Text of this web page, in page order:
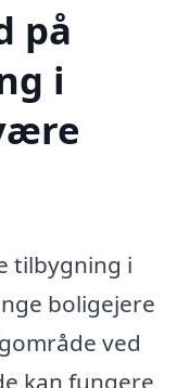
på
i
tilbygning i
boligejere
ved
kan fungere